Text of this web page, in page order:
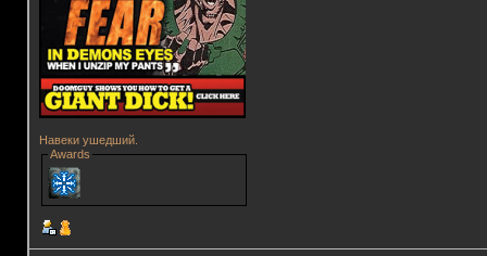
Навеки ушедший.
Awards